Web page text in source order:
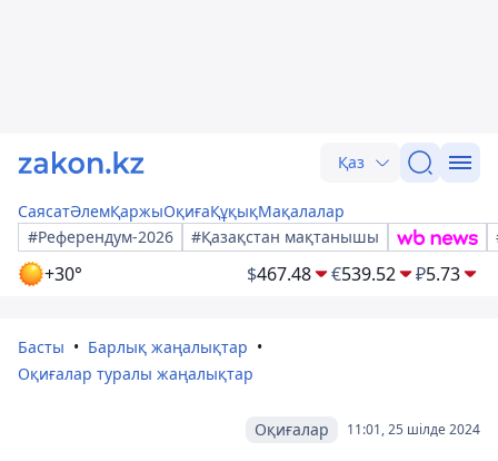
Қаз
СаясатӘлемҚаржыОқиғаҚұқықМақалалар
#Референдум-2026
#Қазақстан мақтанышы
+30° $467.48 €539.52 ₽5.73
Басты
Барлық жаңалықтар
Оқиғалар туралы жаңалықтар
11:01, 25 шілде 2024
Оқиғалар